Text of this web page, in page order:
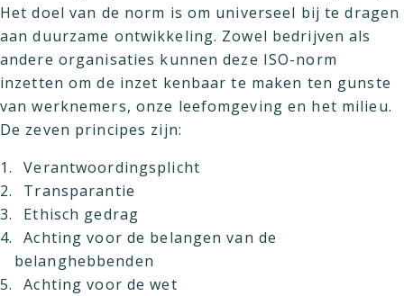
Het doel van de norm is om universeel bij te dragen
aan duurzame ontwikkeling. Zowel bedrijven als
andere organisaties kunnen deze ISO-norm
inzetten om de inzet kenbaar te maken ten gunste
van werknemers, onze leefomgeving en het milieu.
De zeven principes zijn:
Verantwoordingsplicht
Transparantie
Ethisch gedrag
Achting voor de belangen van de
belanghebbenden
Achting voor de wet